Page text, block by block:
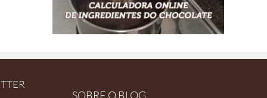
SOBRE O BLOG